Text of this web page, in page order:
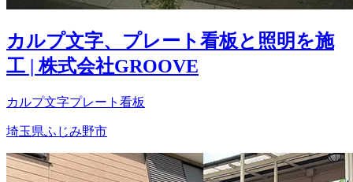
カルプ文字、プレート看板と照明を施
工 | 株式会社GROOVE
カルプ文字プレート看板
埼玉県ふじみ野市